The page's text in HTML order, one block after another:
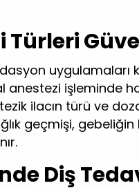
Türleri
uygulamaları
anestezi işleminde
ilacın türü ve
geçmişi,
Diş